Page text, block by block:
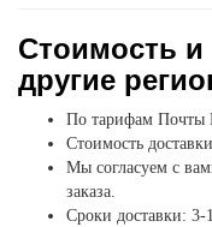
Стоимость и
другие
По тарифам Почты
Стоимость
Мы согласуем с
заказа.
Сроки доставки: 3-